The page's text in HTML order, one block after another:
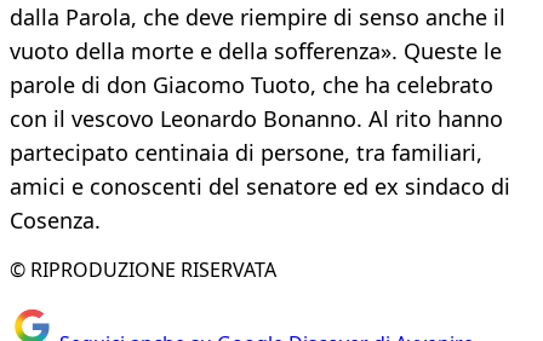
dalla Parola, che deve riempire di senso anche il
vuoto della morte e della sofferenza». Queste le
parole di don Giacomo Tuoto, che ha celebrato
con il vescovo Leonardo Bonanno. Al rito hanno
partecipato centinaia di persone, tra familiari,
amici e conoscenti del senatore ed ex sindaco di
Cosenza.
© RIPRODUZIONE RISERVATA